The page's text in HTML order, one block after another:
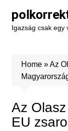
contentIgazság csak egy
Home»Az
Az
EU